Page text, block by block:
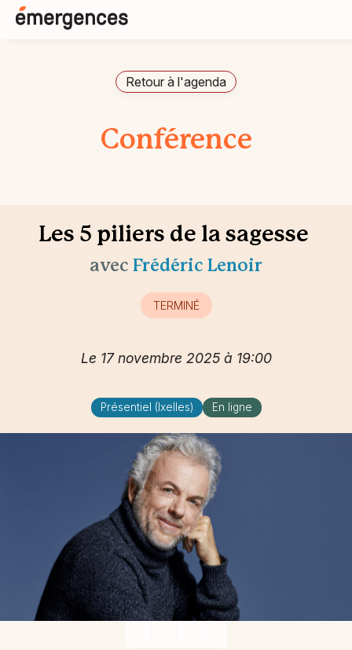
Retour à l'agenda
Conférence
Les 5 piliers de la sagesse
avec Frédéric Lenoir
TERMINÉ
Le 17 novembre 2025 à 19:00
Présentiel (Ixelles) En ligne